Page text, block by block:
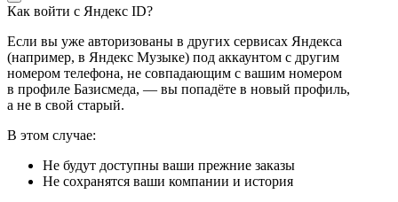
Как войти с Яндекс ID?
Если вы уже авторизованы в других сервисах Яндекса
(например, в Яндекс Музыке) под аккаунтом с другим
номером телефона, не совпадающим с вашим номером
в профиле Базисмеда, — вы попадёте в новый профиль,
а не в свой старый.
В этом случае:
Не будут доступны ваши прежние заказы
Не сохранятся ваши компании и история